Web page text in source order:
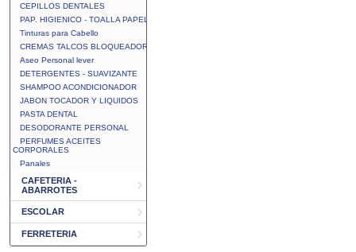
CEPILLOS DENTALES
PAP. HIGIENICO - TOALLA PAPEL
Tinturas para Cabello
CREMAS TALCOS BLOQUEADOR
Aseo Personal lever
DETERGENTES - SUAVIZANTE
SHAMPOO ACONDICIONADOR
JABON TOCADOR Y LIQUIDOS
PASTA DENTAL
DESODORANTE PERSONAL
PERFUMES ACEITES
CORPORALES
Panales
CAFETERIA -
ABARROTES
ESCOLAR
FERRETERIA